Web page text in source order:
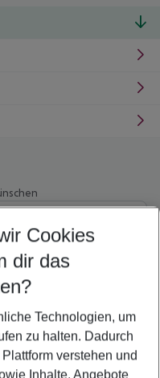
Cookies
dir das
Technologien, um
zu halten. Dadurch
verstehen und
Inhalte, Angebote